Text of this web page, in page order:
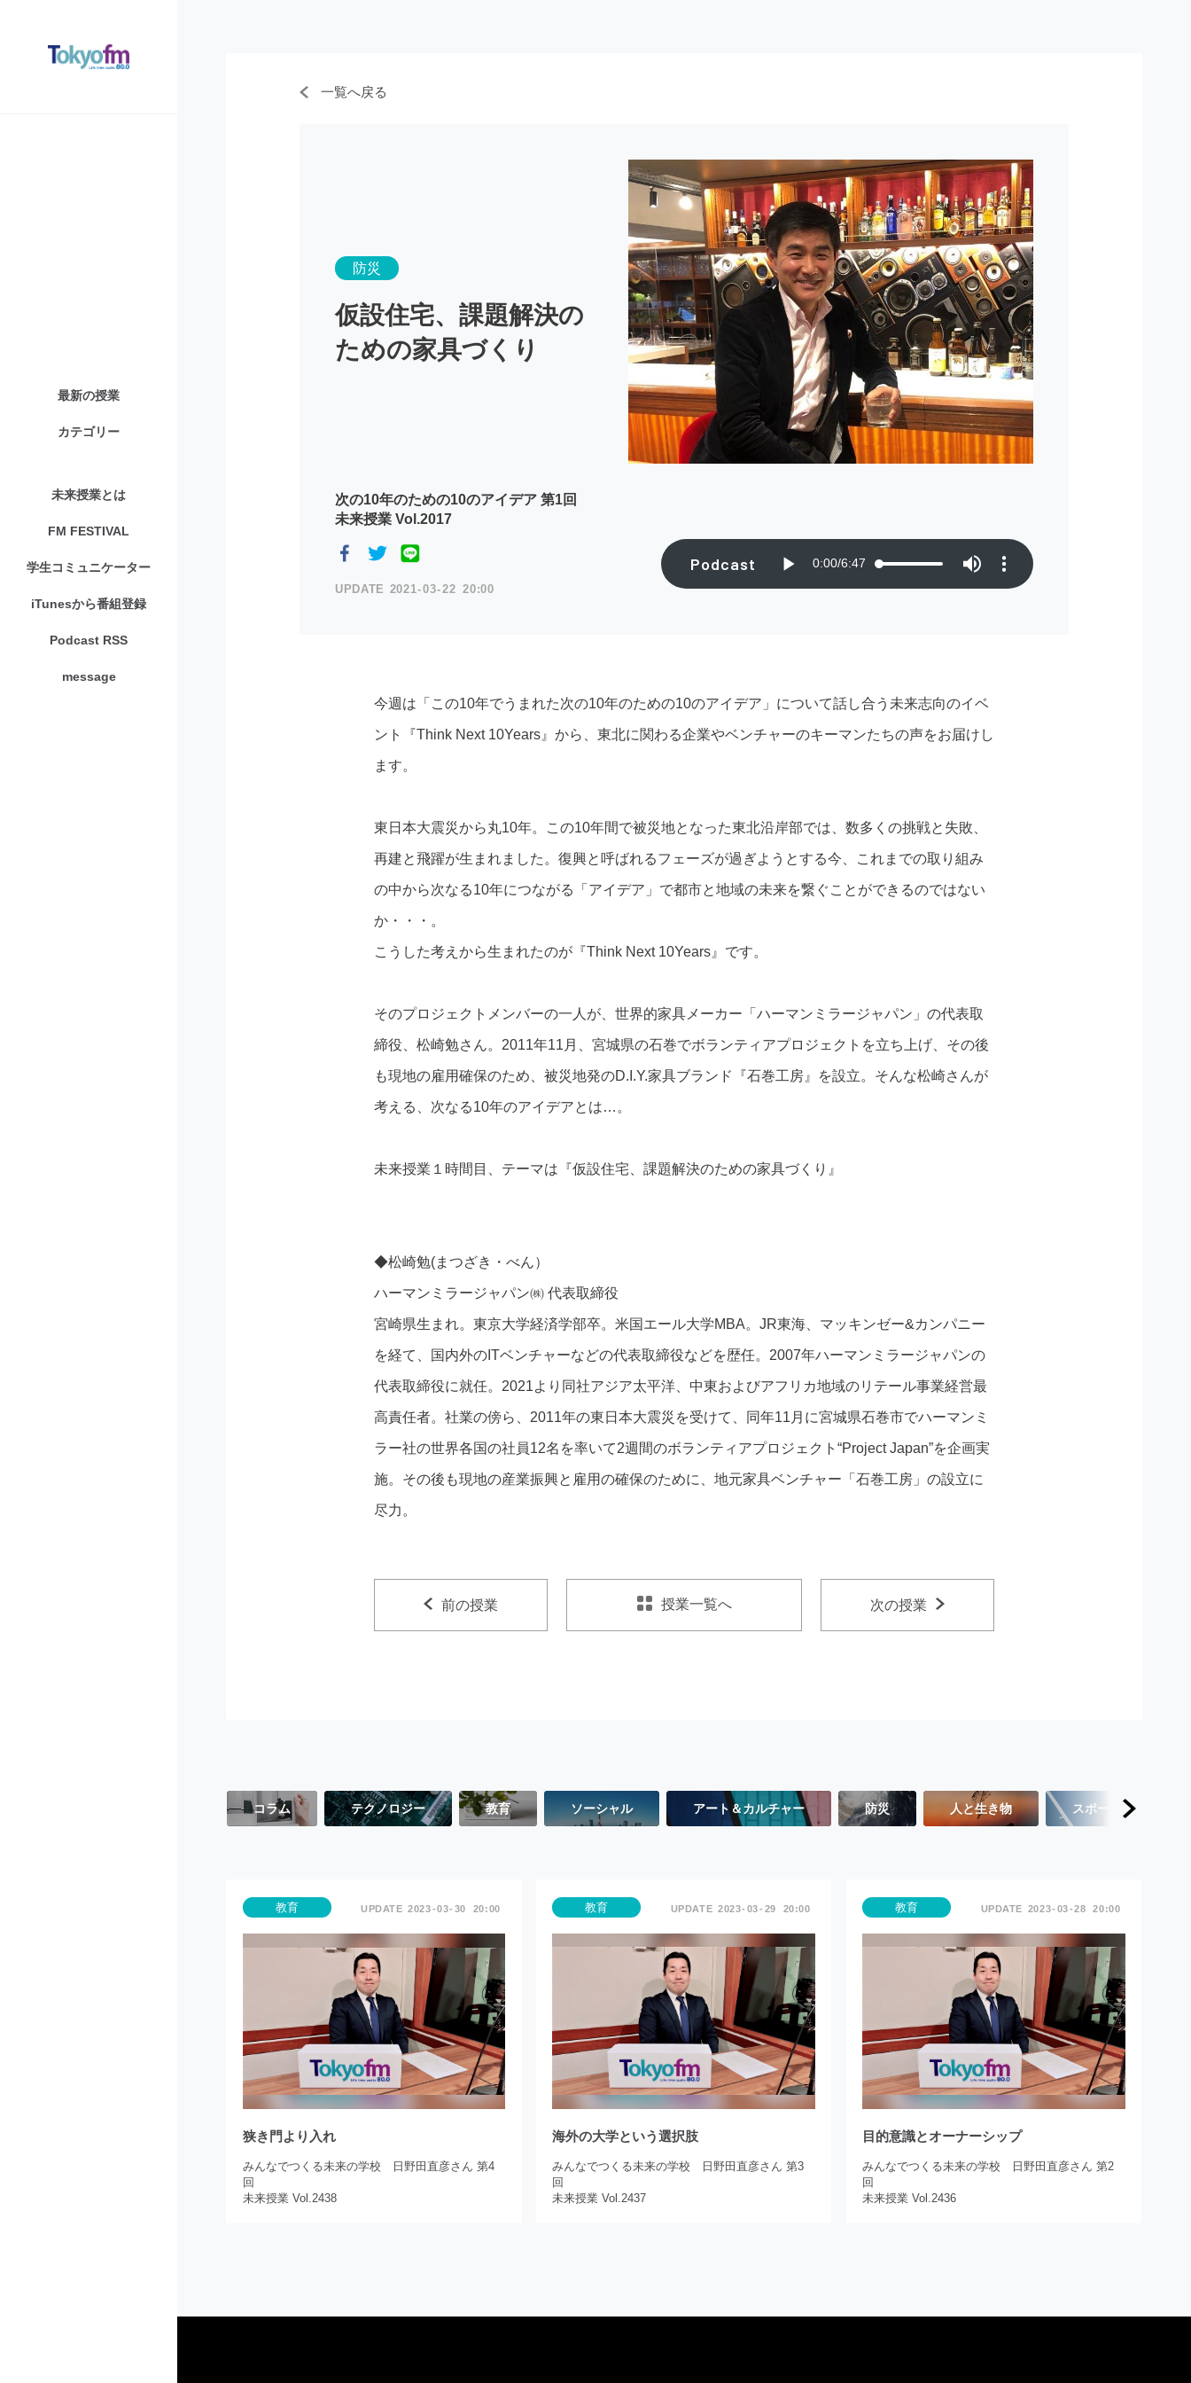
最新の授業
カテゴリー
未来授業とは
FM FESTIVAL
学生コミュニケーター
iTunesから番組登録
Podcast RSS
message
一覧へ戻る
防災
仮設住宅、課題解決の
ための家具づくり
次の10年のための10のアイデア 第1回
未来授業 Vol.2017
2021 03 22 20:00
Podcast 0:00/6:47
今週は「この10年でうまれた次の10年のための10のアイデア」について話し合う未来志向のイベ
ント『Think Next 10Years』から、東北に関わる企業やベンチャーのキーマンたちの声をお届けし
ます。
東日本大震災から丸10年。この10年間で被災地となった東北沿岸部では、数多くの挑戦と失敗、
再建と飛躍が生まれました。復興と呼ばれるフェーズが過ぎようとする今、これまでの取り組み
の中から次なる10年につながる「アイデア」で都市と地域の未来を繋ぐことができるのではない
か・・・。
こうした考えから生まれたのが『Think Next 10Years』です。
そのプロジェクトメンバーの一人が、世界的家具メーカー「ハーマンミラージャパン」の代表取
締役、松崎勉さん。2011年11月、宮城県の石巻でボランティアプロジェクトを立ち上げ、その後
も現地の雇用確保のため、被災地発のD.I.Y.家具ブランド『石巻工房』を設立。そんな松崎さんが
考える、次なる10年のアイデアとは…。
未来授業１時間目、テーマは『仮設住宅、課題解決のための家具づくり』
◆松崎勉(まつざき・べん）
ハーマンミラージャパン㈱ 代表取締役
宮崎県生まれ。東京大学経済学部卒。米国エール大学MBA。JR東海、マッキンゼー&カンパニー
を経て、国内外のITベンチャーなどの代表取締役などを歴任。2007年ハーマンミラージャパンの
代表取締役に就任。2021より同社アジア太平洋、中東およびアフリカ地域のリテール事業経営最
高責任者。社業の傍ら、2011年の東日本大震災を受けて、同年11月に宮城県石巻市でハーマンミ
ラー社の世界各国の社員12名を率いて2週間のボランティアプロジェクト“Project Japan”を企画実
施。その後も現地の産業振興と雇用の確保のために、地元家具ベンチャー「石巻工房」の設立に
尽力。
前の授業 授業一覧へ 次の授業
コラム テクノロジー 教育 ソーシャル アート＆カルチャー 防災 人と生き物 スポーツ
教育 2023 03 30 20:00
狭き門より入れ
みんなでつくる未来の学校 日野田直彦さん 第4
回
未来授業 Vol.2438
教育 2023 03 29 20:00
海外の大学という選択肢
みんなでつくる未来の学校 日野田直彦さん 第3
回
未来授業 Vol.2437
教育 2023 03 28 20:00
目的意識とオーナーシップ
みんなでつくる未来の学校 日野田直彦さん 第2
回
未来授業 Vol.2436